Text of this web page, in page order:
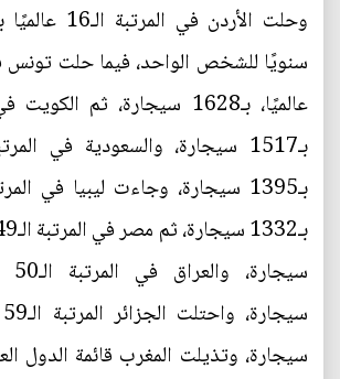
سيجارة، وتذيلت المغرب قائمة الدول